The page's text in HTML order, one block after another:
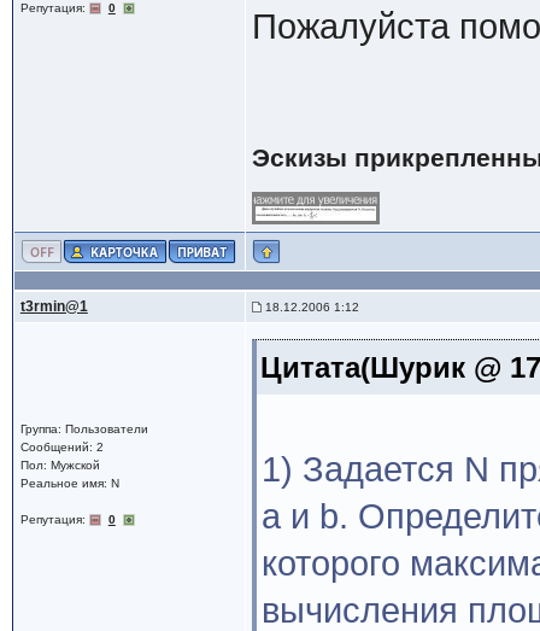
Репутация: 0 Пожалуйста
Эскизы
t3rmin@1 18.12.2006 1:12
Группа: Пользователи
Сообщений: 2
Пол: Мужской
Реальное имя: N
Репутация: 0
Цитата(Шурик @
1) Задается N
a и b.
которого
вычисления